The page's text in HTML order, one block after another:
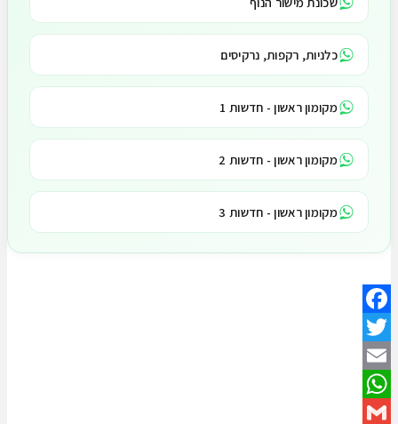
כלניות, רקפות, נרקיסים
מקומון ראשון - חדשות 1
מקומון ראשון - חדשות 2
מקומון ראשון - חדשות 3
Facebook
Twitter
Email
WhatsApp